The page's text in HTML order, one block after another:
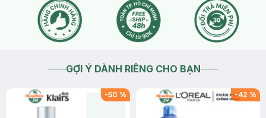
GỢI Ý DÀNH RIÊNG CHO BẠN
-50 % -42 %